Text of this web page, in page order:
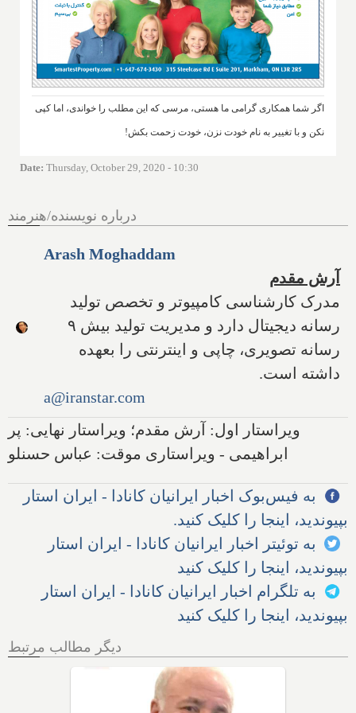
اگر شما همکاری گرامی ما هستی، مرسی که این مطلب را خواندی، اما کپی
نکن و با تغییر به نام خودت نزن، خودت زحمت بکش!
Date: Thursday, October 29, 2020 - 10:30
درباره نویسنده/هنرمند
Arash Moghaddam
آرش مقدم
مدرک کارشناسی کامپیوتر و تخصص تولید
رسانه دیجیتال دارد و مدیریت تولید بیش ۹
رسانه تصویری، چاپی و اینترنتی را بعهده
داشته است.
a@iranstar.com
ویراستار اول: آرش مقدم؛ ویراستار نهایی: پر
ابراهیمی - ویراستاری موقت: عباس حسنلو
به فیس‌بوک اخبار ایرانیان کانادا - ایران استار
بپیوندید، اینجا را کلیک کنید.
به توئیتر اخبار ایرانیان کانادا - ایران استار
بپیوندید، اینجا را کلیک کنید
به تلگرام اخبار ایرانیان کانادا - ایران استار
بپیوندید، اینجا را کلیک کنید
دیگر مطالب مرتبط